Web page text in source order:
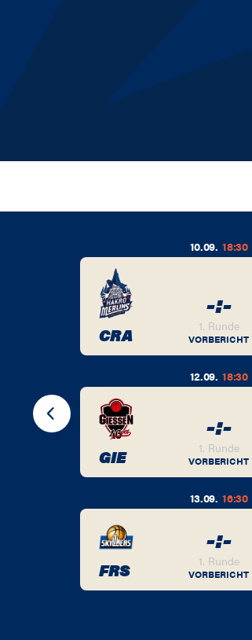
BER
10.09. 18:30
CRA
-:-
1. Runde
VORBERICHT
12.09. 18:30
GIE
-:-
1. Runde
VORBERICHT
13.09. 16:30
FRS
-:-
1. Runde
VORBERICHT